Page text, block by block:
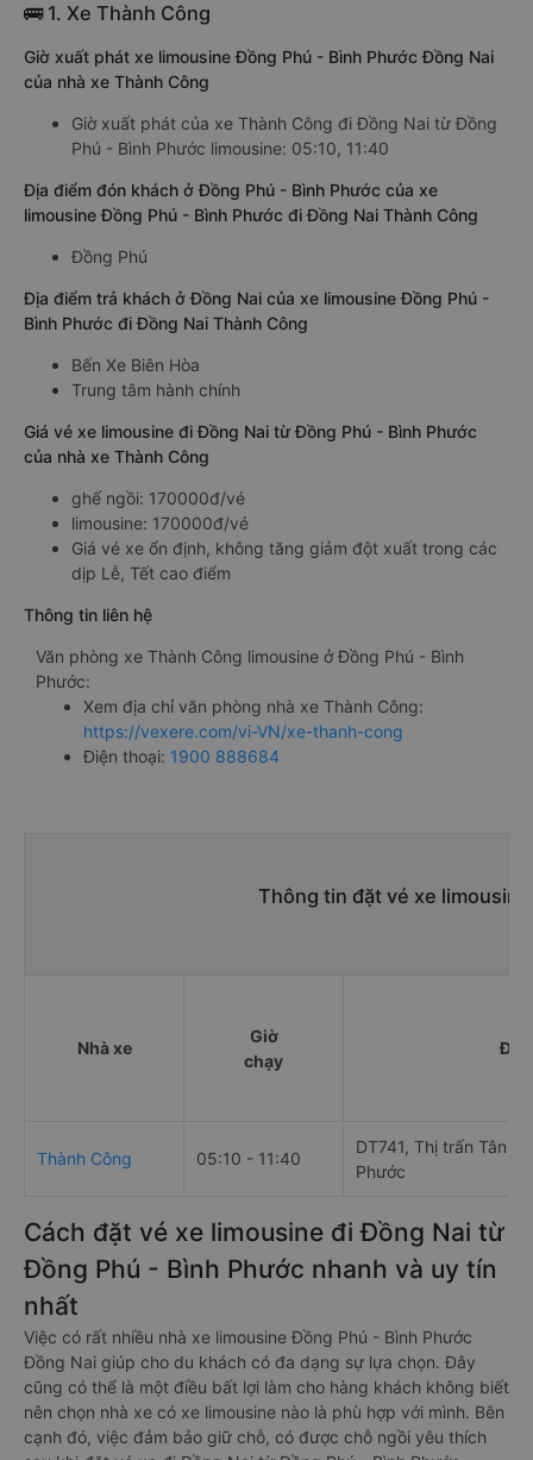
🚌 1. Xe Thành Công
Giờ xuất phát xe limousine Đồng Phú - Bình Phước Đồng Nai
của nhà xe Thành Công
Giờ xuất phát của xe Thành Công đi Đồng Nai từ Đồng
Phú - Bình Phước limousine: 05:10, 11:40
Địa điểm đón khách ở Đồng Phú - Bình Phước của xe
limousine Đồng Phú - Bình Phước đi Đồng Nai Thành Công
Đồng Phú
Địa điểm trả khách ở Đồng Nai của xe limousine Đồng Phú -
Bình Phước đi Đồng Nai Thành Công
Bến Xe Biên Hòa
Trung tâm hành chính
Giá vé xe limousine đi Đồng Nai từ Đồng Phú - Bình Phước
của nhà xe Thành Công
ghế ngồi: 170000đ/vé
limousine: 170000đ/vé
Giá vé xe ổn định, không tăng giảm đột xuất trong các
dịp Lễ, Tết cao điểm
Thông tin liên hệ
Văn phòng xe Thành Công limousine ở Đồng Phú - Bình
Phước:
Xem địa chỉ văn phòng nhà xe Thành Công:
https://vexere.com/vi-VN/xe-thanh-cong
Điện thoại: 1900 888684
Thông tin đặt vé xe
Nhà xe
Giờ
chạy
Thành Công 05:10 - 11:40
DT741, Thị trấn Tân
Phước
Cách đặt vé xe limousine đi Đồng Nai từ
Đồng Phú - Bình Phước nhanh và uy tín
nhất
Việc có rất nhiều nhà xe limousine Đồng Phú - Bình Phước
Đồng Nai giúp cho du khách có đa dạng sự lựa chọn. Đây
cũng có thể là một điều bất lợi làm cho hàng khách không biết
nên chọn nhà xe có xe limousine nào là phù hợp với mình. Bên
cạnh đó, việc đảm bảo giữ chỗ, có được chỗ ngồi yêu thích